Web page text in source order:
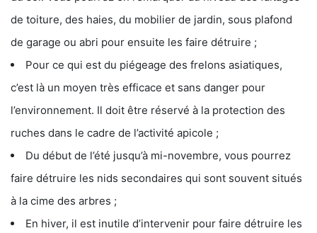
de toiture, des haies, du mobilier de jardin, sous plafond
de garage ou abri pour ensuite les faire détruire ;
Pour ce qui est du piégeage des frelons asiatiques,
c’est là un moyen très efficace et sans danger pour
l’environnement. Il doit être réservé à la protection des
ruches dans le cadre de l’activité apicole ;
Du début de l’été jusqu’à mi-novembre, vous pourrez
faire détruire les nids secondaires qui sont souvent situés
à la cime des arbres ;
En hiver, il est inutile d’intervenir pour faire détruire les